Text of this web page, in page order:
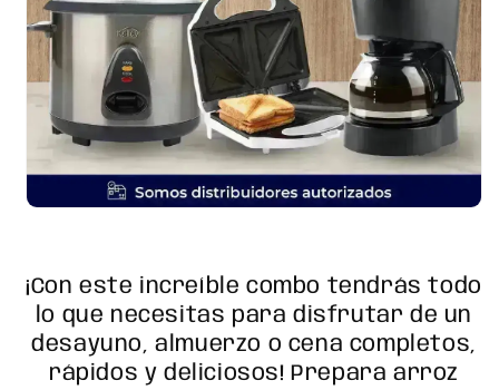
¡Con este increíble combo tendrás todo
lo que necesitas para disfrutar de un
desayuno, almuerzo o cena completos,
rápidos y deliciosos! Prepara arroz